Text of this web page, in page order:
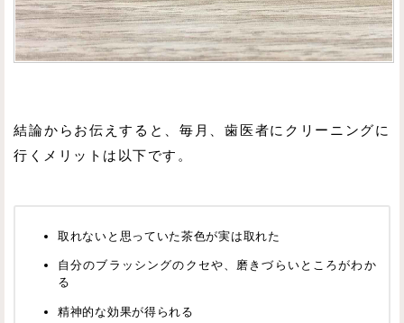
結論からお伝えすると、毎月、歯医者にクリーニングに
行くメリットは以下です。
取れないと思っていた茶色が実は取れた
自分のブラッシングのクセや、磨きづらいところがわか
る
精神的な効果が得られる